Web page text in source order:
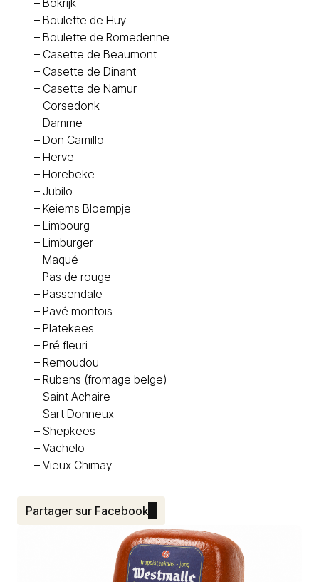
– Bokrijk
– Boulette de Huy
– Boulette de Romedenne
– Casette de Beaumont
– Casette de Dinant
– Casette de Namur
– Corsedonk
– Damme
– Don Camillo
– Herve
– Horebeke
– Jubilo
– Keiems Bloempje
– Limbourg
– Limburger
– Maqué
– Pas de rouge
– Passendale
– Pavé montois
– Platekees
– Pré fleuri
– Remoudou
– Rubens (fromage belge)
– Saint Achaire
– Sart Donneux
– Shepkees
– Vachelo
– Vieux Chimay
Partager sur Facebook